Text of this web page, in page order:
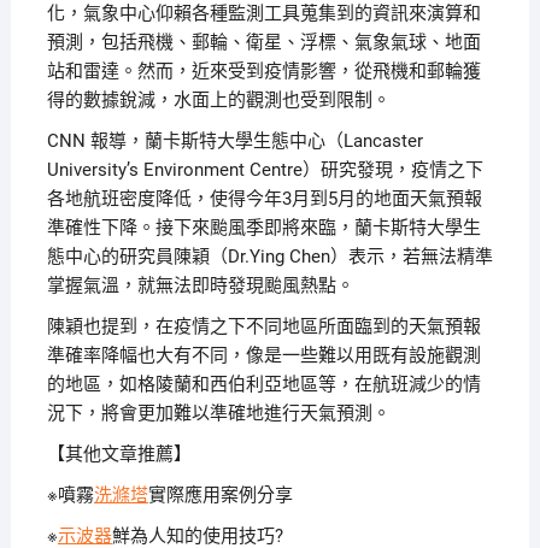
化，氣象中心仰賴各種監測工具蒐集到的資訊來演算和
預測，包括飛機、郵輪、衛星、浮標、氣象氣球、地面
站和雷達。然而，近來受到疫情影響，從飛機和郵輪獲
得的數據銳減，水面上的觀測也受到限制。
CNN 報導，蘭卡斯特大學生態中心（Lancaster
University’s Environment Centre）研究發現，疫情之下
各地航班密度降低，使得今年3月到5月的地面天氣預報
準確性下降。接下來颱風季即將來臨，蘭卡斯特大學生
態中心的研究員陳穎（Dr.Ying Chen）表示，若無法精準
掌握氣溫，就無法即時發現颱風熱點。
陳穎也提到，在疫情之下不同地區所面臨到的天氣預報
準確率降幅也大有不同，像是一些難以用既有設施觀測
的地區，如格陵蘭和西伯利亞地區等，在航班減少的情
況下，將會更加難以準確地進行天氣預測。
【其他文章推薦】
※噴霧洗滌塔實際應用案例分享
※示波器鮮為人知的使用技巧?